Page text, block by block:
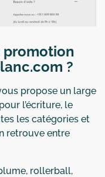
promotion
?
propose un large
l’écriture, le
les catégories et
retrouve entre
rollerball,